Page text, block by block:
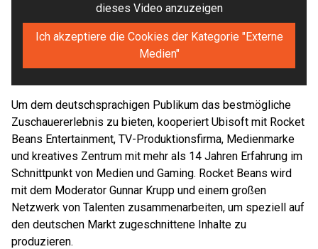
dieses Video anzuzeigen
Ich akzeptiere die Cookies der Kategorie "Externe
Medien"
Um dem deutschsprachigen Publikum das bestmögliche
Zuschauererlebnis zu bieten, kooperiert Ubisoft mit Rocket
Beans Entertainment, TV-Produktionsfirma, Medienmarke
und kreatives Zentrum mit mehr als 14 Jahren Erfahrung im
Schnittpunkt von Medien und Gaming. Rocket Beans wird
mit dem Moderator Gunnar Krupp und einem großen
Netzwerk von Talenten zusammenarbeiten, um speziell auf
den deutschen Markt zugeschnittene Inhalte zu
produzieren.